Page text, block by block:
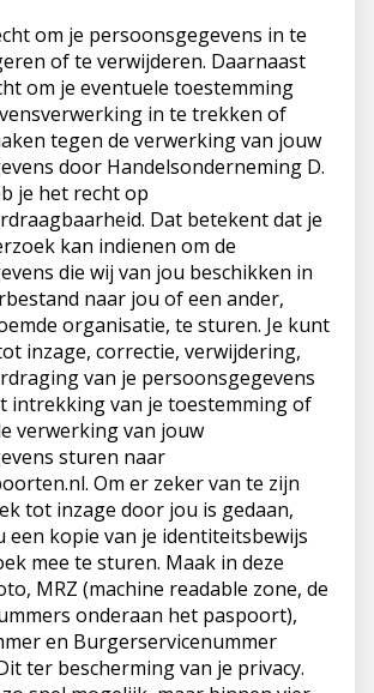
om je persoonsgegevens in te
of te verwijderen. Daarnaast
om je eventuele toestemming
in te trekken of
tegen de verwerking van jouw
door Handelsonderneming D.
je het recht op
Dat betekent dat je
kan indienen om de
die wij van jou beschikken in
naar jou of een ander,
organisatie, te sturen. Je kunt
inzage, correctie, verwijdering,
van je persoonsgegevens
intrekking van je toestemming of
verwerking van jouw
sturen naar
Om er zeker van te zijn
tot inzage door jou is gedaan,
een kopie van je identiteitsbewijs
mee te sturen. Maak in deze
MRZ (machine readable zone, de
onderaan het paspoort),
en Burgerservicenummer
ter bescherming van je privacy.